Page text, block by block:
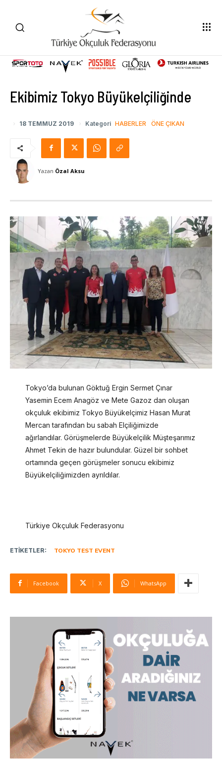
Ekibimiz Tokyo Büyükelçiliğinde
18 TEMMUZ 2019 Kategori HABERLER ÖNE ÇIKAN
Yazan Özal Aksu
Tokyo’da bulunan Göktuğ Ergin Sermet Çınar
Yasemin Ecem Anagöz ve Mete Gazoz dan oluşan
okçuluk ekibimiz Tokyo Büyükelçimiz Hasan Murat
Mercan tarafından bu sabah Elçiliğimizde
ağırlandılar. Görüşmelerde Büyükelçilik Müşteşarımız
Ahmet Tekin de hazır bulundular. Güzel bir sohbet
ortamında geçen görüşmeler sonucu ekibimiz
Büyükelçiliğimizden ayrıldılar.
Türkiye Okçuluk Federasyonu
ETIKETLER: TOKYO TEST EVENT
Facebook X WhatsApp